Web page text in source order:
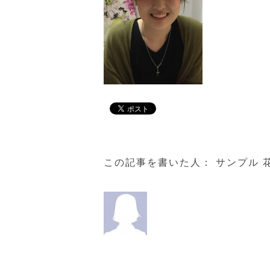
この記事を書いた人： サンプル